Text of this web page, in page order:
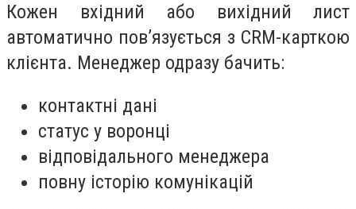
Кожен вхідний або вихідний лист
автоматично пов’язується з CRM-карткою
клієнта. Менеджер одразу бачить:
контактні дані
статус у воронці
відповідального менеджера
повну історію комунікацій